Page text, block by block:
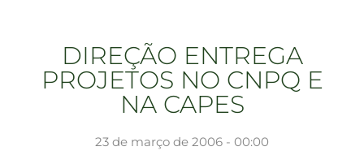
DIREÇÃO ENTREGA
PROJETOS NO CNPQ E
NA CAPES
23 de março de 2006 - 00:00